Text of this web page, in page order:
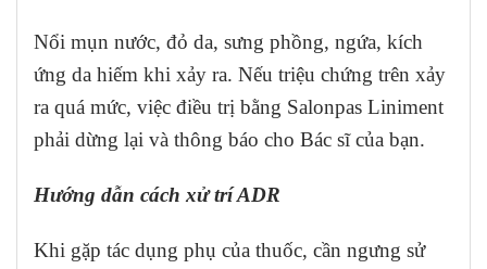
Nổi mụn nước, đỏ da, sưng phồng, ngứa, kích
ứng da hiếm khi xảy ra. Nếu triệu chứng trên xảy
ra quá mức, việc điều trị bằng Salonpas Liniment
phải dừng lại và thông báo cho Bác sĩ của bạn.
Hướng dẫn cách xử trí ADR
Khi gặp tác dụng phụ của thuốc, cần ngưng sử